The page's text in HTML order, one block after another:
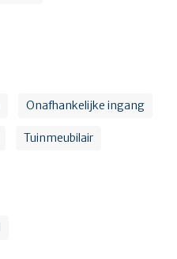
Onafhankelijke ingang
Tuinmeubilair